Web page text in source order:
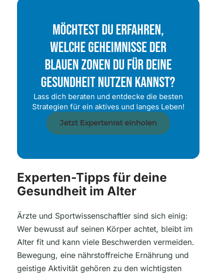
Möchtest Du Erfahren,
Welche Geheimnisse Der
Blauen Zonen Du Für Deine
Gesundheit Nutzen Kannst?
Lass dich beraten und entdecke die besten
Strategien für ein aktives und langes Leben!
Jetzt Expertenrat einholen
Experten-Tipps für deine
Gesundheit im Alter
Ärzte und Sportwissenschaftler sind sich einig:
Wer bewusst auf seinen Körper achtet, bleibt im
Alter fit und kann viele Beschwerden vermeiden.
Bewegung, eine nährstoffreiche Ernährung und
geistige Aktivität gehören zu den wichtigsten